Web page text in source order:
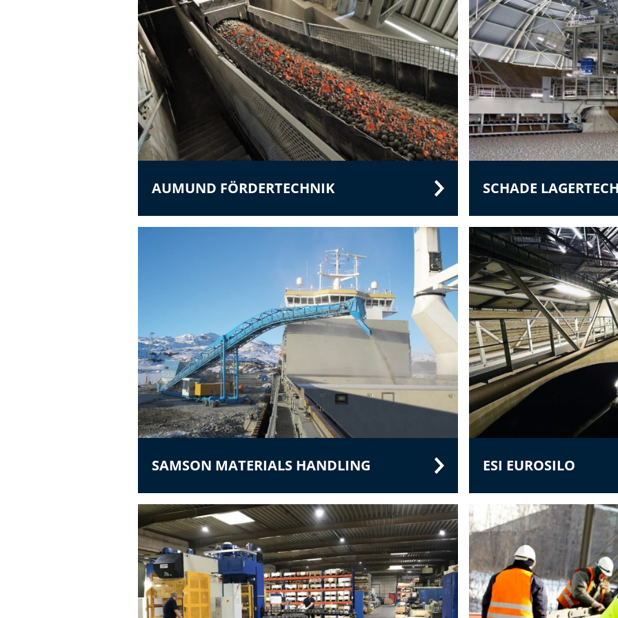
AUMUND FÖRDERTECHNIK SCHADE
SAMSON MATERIALS HANDLING ESI EUROSILO